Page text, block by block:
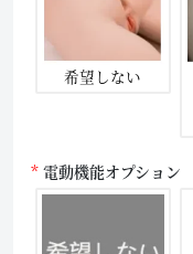
希望しない
電動機能オプション